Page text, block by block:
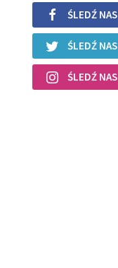
ŚLEDŹ
ŚLEDŹ
ŚLEDŹ